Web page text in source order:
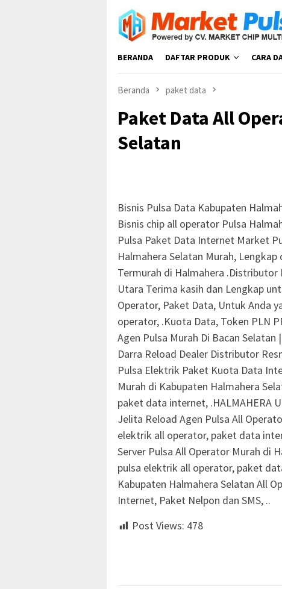
Loncat
konten
BERANDA DAFTAR PRODUK CARA
Beranda paket data
Paket Data All
Selatan
Bisnis Pulsa Data Kabupaten
Bisnis chip all operator Pulsa
Pulsa Paket Data Internet Market
Halmahera Selatan Murah,
Termurah di Halmahera .Distributor
Utara Terima kasih dan Lengkap
Operator, Paket Data, Untuk Anda
operator, .Kuota Data, Token PLN
Agen Pulsa Murah Di Bacan
Darra Reload Dealer Distributor
Pulsa Elektrik Paket Kuota Data
Murah di Kabupaten Halmahera
paket data internet, .HALMAHERA
Jelita Reload Agen Pulsa All
elektrik all operator, paket data
Server Pulsa All Operator Murah di
pulsa elektrik all operator, paket
Kabupaten Halmahera Selatan All
Internet, Paket Nelpon dan SMS, ..
Post Views: 478